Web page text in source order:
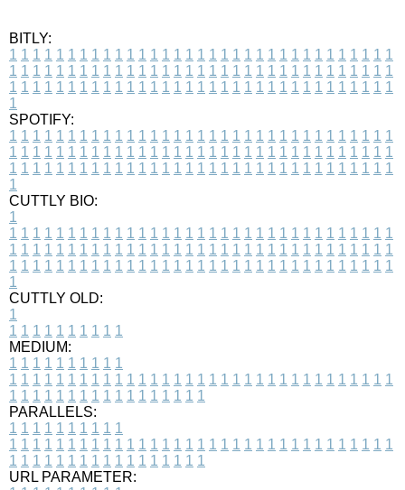
BITLY:
1 1 1 1 1 1 1 1 1 1 1 1 1 1 1 1 1 1 1 1 1 1 1 1 1 1 1 1 1 1 1 1 1
1 1 1 1 1 1 1 1 1 1 1 1 1 1 1 1 1 1 1 1 1 1 1 1 1 1 1 1 1 1 1 1 1
1 1 1 1 1 1 1 1 1 1 1 1 1 1 1 1 1 1 1 1 1 1 1 1 1 1 1 1 1 1 1 1 1
1
SPOTIFY:
1 1 1 1 1 1 1 1 1 1 1 1 1 1 1 1 1 1 1 1 1 1 1 1 1 1 1 1 1 1 1 1 1
1 1 1 1 1 1 1 1 1 1 1 1 1 1 1 1 1 1 1 1 1 1 1 1 1 1 1 1 1 1 1 1 1
1 1 1 1 1 1 1 1 1 1 1 1 1 1 1 1 1 1 1 1 1 1 1 1 1 1 1 1 1 1 1 1 1
1
CUTTLY BIO:
1
1 1 1 1 1 1 1 1 1 1 1 1 1 1 1 1 1 1 1 1 1 1 1 1 1 1 1 1 1 1 1 1 1
1 1 1 1 1 1 1 1 1 1 1 1 1 1 1 1 1 1 1 1 1 1 1 1 1 1 1 1 1 1 1 1 1
1 1 1 1 1 1 1 1 1 1 1 1 1 1 1 1 1 1 1 1 1 1 1 1 1 1 1 1 1 1 1 1 1
1
CUTTLY OLD:
1
1 1 1 1 1 1 1 1 1 1
MEDIUM:
1 1 1 1 1 1 1 1 1 1
1 1 1 1 1 1 1 1 1 1 1 1 1 1 1 1 1 1 1 1 1 1 1 1 1 1 1 1 1 1 1 1 1
1 1 1 1 1 1 1 1 1 1 1 1 1 1 1 1 1
PARALLELS:
1 1 1 1 1 1 1 1 1 1
1 1 1 1 1 1 1 1 1 1 1 1 1 1 1 1 1 1 1 1 1 1 1 1 1 1 1 1 1 1 1 1 1
1 1 1 1 1 1 1 1 1 1 1 1 1 1 1 1 1
URL PARAMETER: